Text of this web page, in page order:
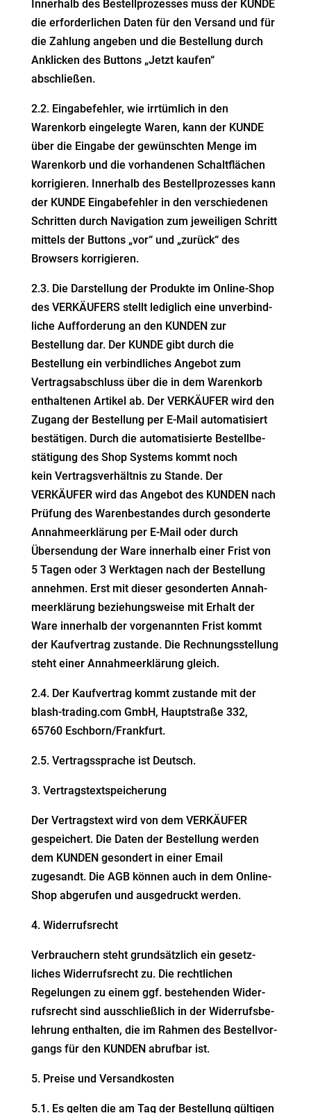
Innerhalb des Bestell­pro­zesses muss der KUNDE
die erfor­der­lichen Daten für den Versand und für
die Zahlung angeben und die Bestellung durch
Anklicken des Buttons „Jetzt kaufen“
abschließen.
2.2. Einga­be­fehler, wie irrtümlich in den
Warenkorb einge­legte Waren, kann der KUNDE
über die Eingabe der gewünschten Menge im
Warenkorb und die vorhan­denen Schalt­flächen
korri­gieren. Innerhalb des Bestell­pro­zesses kann
der KUNDE Einga­be­fehler in den verschie­denen
Schritten durch Navigation zum jewei­ligen Schritt
mittels der Buttons „vor“ und „zurück“ des
Browsers korrigieren.
2.3. Die Darstellung der Produkte im Online-Shop
des VERKÄUFERS stellt lediglich eine unver­bind­
liche Auffor­derung an den KUNDEN zur
Bestellung dar. Der KUNDE gibt durch die
Bestellung ein verbind­liches Angebot zum
Vertrags­ab­schluss über die in dem Warenkorb
enthal­tenen Artikel ab. Der VERKÄUFER wird den
Zugang der Bestellung per E‑Mail automa­ti­siert
bestä­tigen. Durch die automa­ti­sierte Bestell­be­
stä­tigung des Shop Systems kommt noch
kein Vertrags­ver­hältnis zu Stande. Der
VERKÄUFER wird das Angebot des KUNDEN nach
Prüfung des Waren­be­standes durch geson­derte
Annah­me­er­klärung per E‑Mail oder durch
Übersendung der Ware innerhalb einer Frist von
5 Tagen oder 3 Werktagen nach der Bestellung
annehmen. Erst mit dieser geson­derten Annah­
me­er­klärung bezie­hungs­weise mit Erhalt der
Ware innerhalb der vorge­nannten Frist kommt
der Kaufvertrag zustande. Die Rechnungs­stellung
steht einer Annah­me­er­klärung gleich.
2.4. Der Kaufvertrag kommt zustande mit der
blash-trading.com GmbH, Haupt­straße 332,
65760 Eschborn/Frankfurt.
2.5. Vertrags­sprache ist Deutsch.
3. Vertrags­text­spei­cherung
Der Vertragstext wird von dem VERKÄUFER
gespei­chert. Die Daten der Bestellung werden
dem KUNDEN gesondert in einer Email
zugesandt. Die AGB können auch in dem Online-
Shop abgerufen und ausge­druckt werden.
4. Wider­rufs­recht
Verbrau­chern steht grund­sätzlich ein gesetz­
liches Wider­rufs­recht zu. Die recht­lichen
Regelungen zu einem ggf. bestehenden Wider­
rufs­recht sind ausschließlich in der Wider­rufs­be­
lehrung enthalten, die im Rahmen des Bestell­vor­
gangs für den KUNDEN abrufbar ist.
5. Preise und Versandkosten
5.1. Es gelten die am Tag der Bestellung gültigen